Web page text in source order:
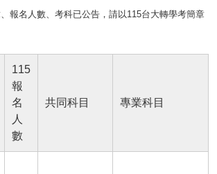
報名人數、考科已公告，請以115台大轉學考簡章
115
報
名
人
數
共同科目 專業科目